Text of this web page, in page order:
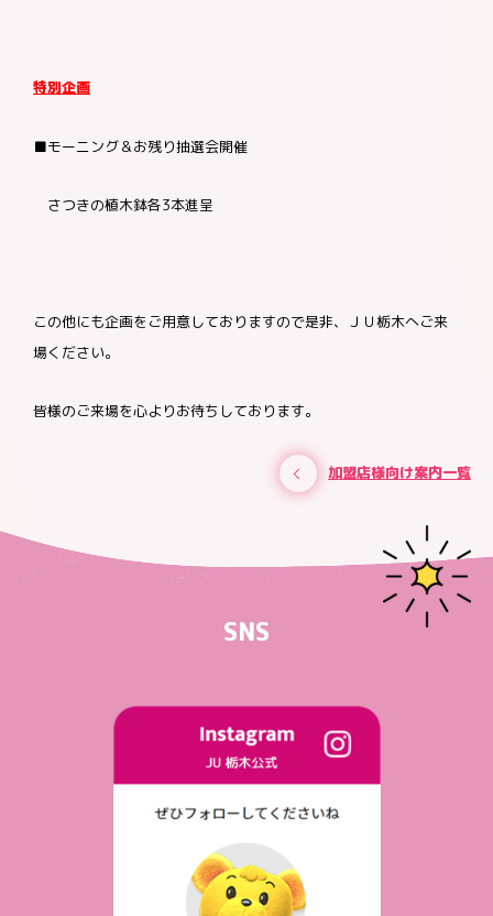
加盟店様向け案内一覧
特別企画
■モーニング＆お残り抽選会開催
さつきの植木鉢各3本進呈
この他にも企画をご用意しておりますので是非、ＪＵ栃木へご来
場ください。
皆様のご来場を心よりお待ちしております。
SNS